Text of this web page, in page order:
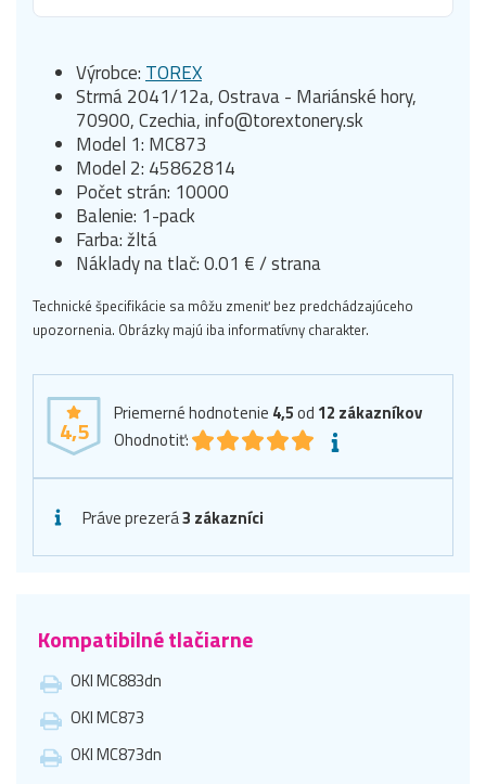
Výrobce:TOREX
Strmá 2041/12a, Ostrava - Mariánské hory,
70900, Czechia, info@torextonery.sk
Model 1: MC873
Model 2: 45862814
Počet strán: 10000
Balenie: 1-pack
Farba: žltá
Náklady na tlač: 0.01 € / strana
Technické špecifikácie sa môžu zmeniť bez predchádzajúceho
upozornenia. Obrázky majú iba informatívny charakter.
4,5
Priemerné hodnotenie 4,5od 12 zákazníkov
Ohodnotiť:
Práve prezerá3 zákazníci
Kompatibilné tlačiarne
OKI MC883dn
OKI MC873
OKI MC873dn